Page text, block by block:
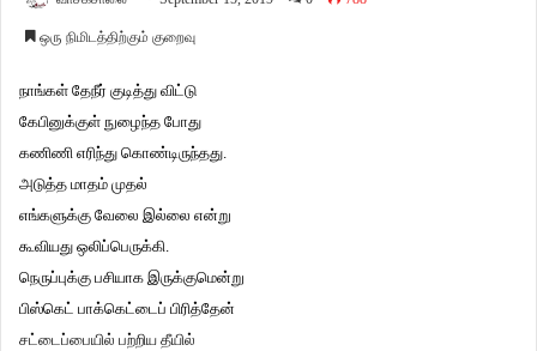
ஒரு நிமிடத்திற்கும் குறைவு
நாங்கள் தேநீர் குடித்து விட்டு
கேபினுக்குள் நுழைந்த போது
கணிணி எரிந்து கொண்டிருந்தது.
அடுத்த மாதம் முதல்
எங்களுக்கு வேலை இல்லை என்று
கூவியது ஒலிப்பெருக்கி.
நெருப்புக்கு பசியாக இருக்குமென்று
பிஸ்கெட் பாக்கெட்டைப் பிரித்தேன்
சட்டைப்பையில் பற்றிய தீயில்